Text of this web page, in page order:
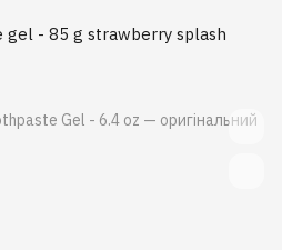
gel - 85 g strawberry splash